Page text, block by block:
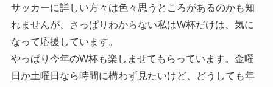
サッカーに詳しい方々は色々思うところがあるのかも知
れませんが、さっぱりわからない私はW杯だけは、気に
なって応援しています。
やっぱり今年のW杯も楽しませてもらっています。金曜
日か土曜日なら時間に構わず見たいけど、どうしても年